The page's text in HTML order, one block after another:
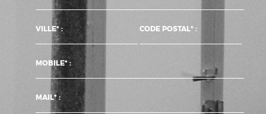
VILLE* : CODE POSTAL* :
MOBILE* :
MAIL* :